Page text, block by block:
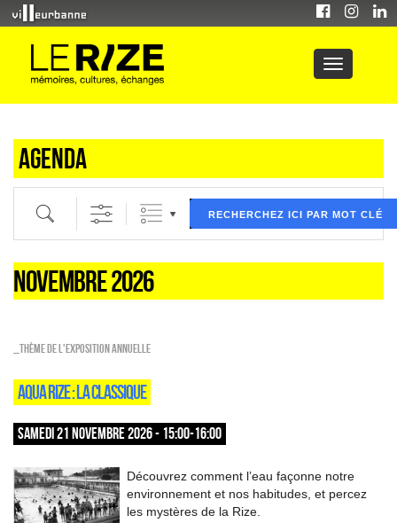
Agenda
Recherche par mot clé (ici) et / ou filtre (ci dessous) puis validez
RECHERCHEZ ICI PAR MOT CLÉ
NOVEMBRE 2026
_Thème de l'exposition annuelle
AQUA RIZE : LA CLASSIQUE
SAMEDI 21 NOVEMBRE 2026 - 15:00-16:00
Découvrez comment l’eau façonne notre
environnement et nos habitudes, et percez
les mystères de la Rize.